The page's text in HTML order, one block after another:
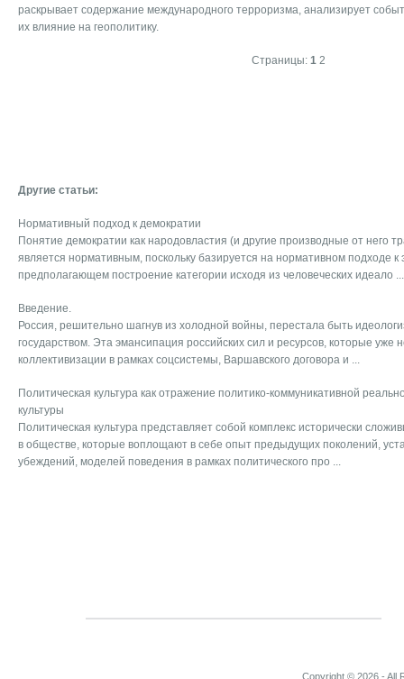
раскрывает содержание международного терроризма, анализирует
их влияние на геополитику.
Страницы: 1 2
Другие статьи:
Нормативный подход к демократии
Понятие демократии как народовластия (и другие производные от него
является нормативным, поскольку базируется на нормативном подходе
предполагающем построение категории исходя из человеческих идеало ...
Введение.
Россия, решительно шагнув из холодной войны, перестала быть
государством. Эта эмансипация российских сил и ресурсов, которые уже
коллективизации в рамках соцсистемы, Варшавского договора и ...
Политическая культура как отражение политико-коммуникативной
культуры
Политическая культура представляет собой комплекс исторически
в обществе, которые воплощают в себе опыт предыдущих поколений,
убеждений, моделей поведения в рамках политического про ...
Copyright © 2026 - All